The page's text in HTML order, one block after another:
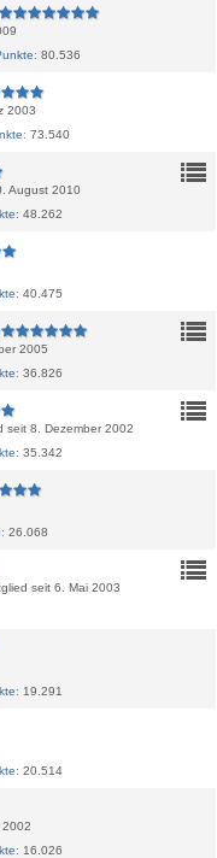
80.536
2003
73.540
August 2010
48.262
40.475
2005
36.826
seit 8. Dezember 2002
35.342
26.068
seit 6. Mai 2003
19.291
20.514
2002
16.026